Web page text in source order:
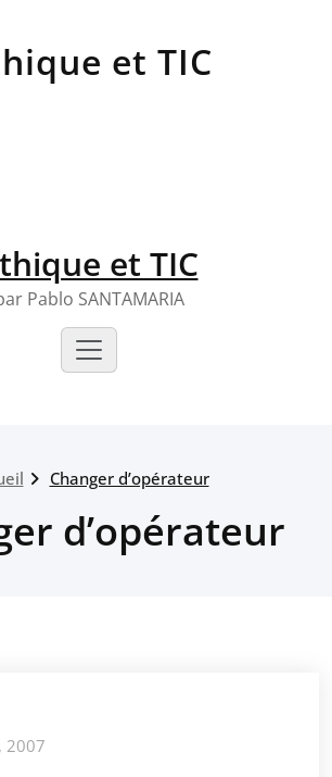
et TIC
Pablo SANTAMARIA
Changer d’opérateur
d’opérateur
2007